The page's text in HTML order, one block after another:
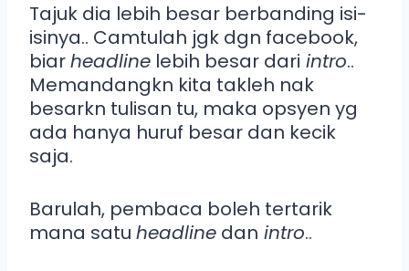
Tajuk dia lebih besar berbanding isi-
isinya.. Camtulah jgk dgn facebook,
biarheadline lebih besar dari intro..
Memandangkn kita takleh nak
besarkn tulisan tu, maka opsyen yg
ada hanya huruf besar dan kecik
saja.
Barulah, pembaca boleh tertarik
mana satu headline dan intro..